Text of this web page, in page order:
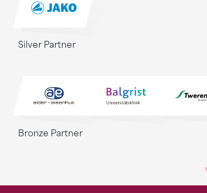
Silver Partner
Bronze Partner